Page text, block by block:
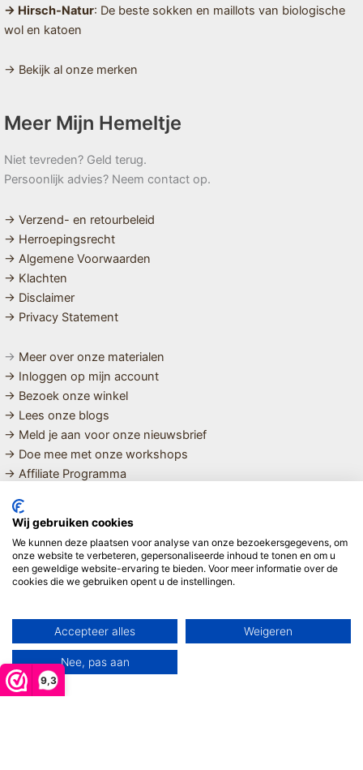
9,3
→ Hirsch-Natur: De beste sokken en maillots van biologische
wol en katoen
→ Bekijk al onze merken
Meer Mijn Hemeltje
Niet tevreden? Geld terug.
Persoonlijk advies? Neem contact op.
→ Verzend- en retourbeleid
→ Herroepingsrecht
→ Algemene Voorwaarden
→ Klachten
→ Disclaimer
→ Privacy Statement
→ Meer over onze materialen
→ Inloggen op mijn account
→ Bezoek onze winkel
→ Lees onze blogs
→ Meld je aan voor onze nieuwsbrief
→ Doe mee met onze workshops
→ Affiliate Programma
MET LIEFDE SAMENGESTELDE
BIOLOGISCHE EN DUURZAME PRODUCTEN VOOR HET HELE
GEZIN
Wij gebruiken cookies
We kunnen deze plaatsen voor analyse van onze bezoekersgegevens, om
onze website te verbeteren, gepersonaliseerde inhoud te tonen en om u
een geweldige website-ervaring te bieden. Voor meer informatie over de
cookies die we gebruiken opent u de instellingen.
Accepteer alles Weigeren
Nee, pas aan